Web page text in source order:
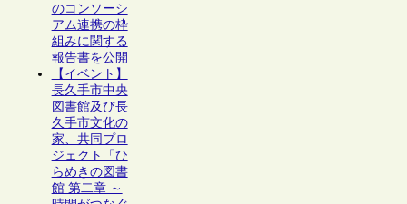
のコンソーシ
アム連携の枠
組みに関する
報告書を公開
【イベント】
長久手市中央
図書館及び長
久手市文化の
家、共同プロ
ジェクト「ひ
らめきの図書
館 第二章 ～